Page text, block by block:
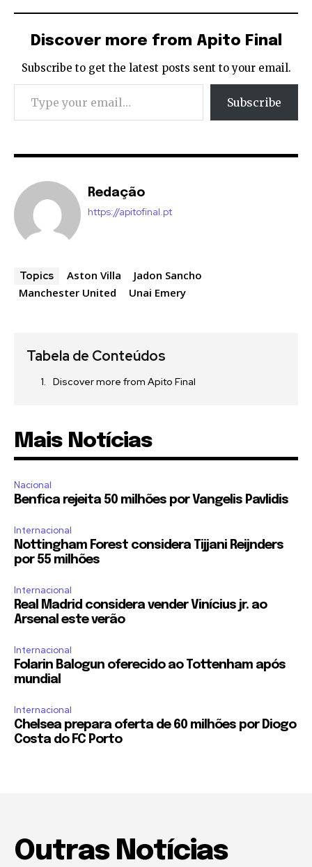
Discover more from Apito Final
Subscribe to get the latest posts sent to your email.
Type your email…
Subscribe
Redação
https://apitofinal.pt
Topics Aston Villa
Jadon Sancho
Manchester United
Unai Emery
Tabela de Conteúdos
Discover more from Apito Final
Mais Notícias
Nacional
Benfica rejeita 50 milhões por Vangelis Pavlidis
Internacional
Nottingham Forest considera Tijjani Reijnders
por 55 milhões
Internacional
Real Madrid considera vender Vinícius jr. ao
Arsenal este verão
Internacional
Folarin Balogun oferecido ao Tottenham após
mundial
Internacional
Chelsea prepara oferta de 60 milhões por Diogo
Costa do FC Porto
Outras Notícias